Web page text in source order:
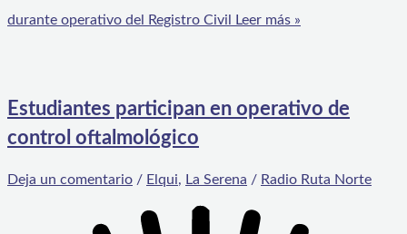
durante operativo del Registro Civil
Leer más »
Estudiantes participan en operativo de
control oftalmológico
Deja un comentario / Elqui, La Serena / Radio Ruta Norte